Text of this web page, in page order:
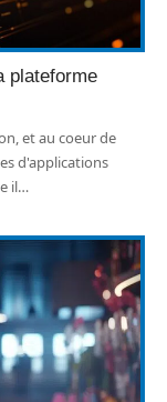
plateforme
et au coeur de
d'applications
il…